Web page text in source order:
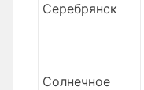
Серебрянск
Солнечное